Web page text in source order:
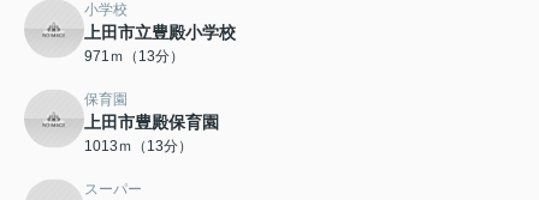
小学校
上田市立豊殿小学校
971ｍ（13分）
保育園
上田市豊殿保育園
1013ｍ（13分）
スーパー